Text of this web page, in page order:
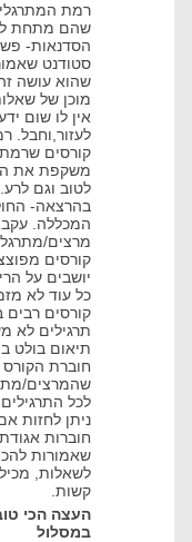
רמת
שהם מתחת
הסדנאות-
סטודנט
שהוא עושה
מוכן של
אין לו שום
לעזור,וחבל.
קורסים
משקפת את
לטוב וגם
בהרצאה-
המכללה. עקב
מרצים/
קורסים
יושבים על
כל עוד לא
קורסים רבים
תרגילים לא
תיאום בולט
חוברת
שהמרצים/
לכל
ניתן לחזות
חוברות
שאמורות
לשאלות,
קשות.
העצה הכי
במסלול